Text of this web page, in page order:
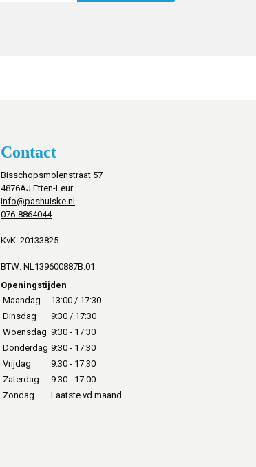
Contact
Bisschopsmolenstraat 57
4876AJ Etten-Leur
info@pashuiske.nl
076-8864044
KvK: 20133825
BTW: NL139600887B.01
Openingstijden
Maandag
13:00 / 17:30
Dinsdag
9:30 / 17:30
Woensdag 9:30 - 17:30
Donderdag 9:30 - 17:30
Vrijdag
9:30 - 17.30
Zaterdag
9:30 - 17:00
Zondag
Laatste vd maand